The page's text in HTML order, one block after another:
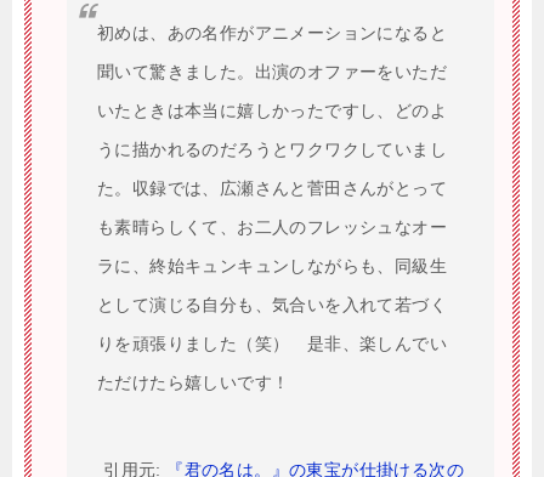
初めは、あの名作がアニメーションになると
聞いて驚きました。出演のオファーをいただ
いたときは本当に嬉しかったですし、どのよ
うに描かれるのだろうとワクワクしていまし
た。収録では、広瀬さんと菅田さんがとって
も素晴らしくて、お二人のフレッシュなオー
ラに、終始キュンキュンしながらも、同級生
として演じる自分も、気合いを入れて若づく
りを頑張りました（笑） 是非、楽しんでい
ただけたら嬉しいです！
引用元: 『君の名は。』の東宝が仕掛ける次の